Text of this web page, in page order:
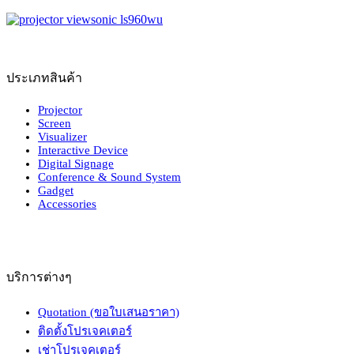
ประเภทสินค้า
Projector
Screen
Visualizer
Interactive Device
Digital Signage
Conference & Sound System
Gadget
Accessories
บริการต่างๆ
Quotation (ขอใบเสนอราคา)
ติดตั้งโปรเจคเตอร์
เช่าโปรเจคเตอร์